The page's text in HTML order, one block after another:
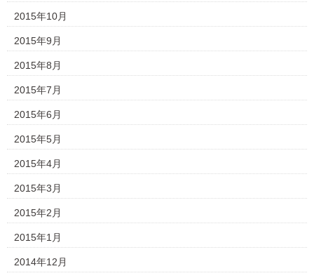
2015年10月
2015年9月
2015年8月
2015年7月
2015年6月
2015年5月
2015年4月
2015年3月
2015年2月
2015年1月
2014年12月